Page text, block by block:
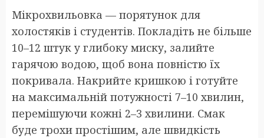
Мікрохвильовка — порятунок для
холостяків і студентів. Покладіть не більше
10–12 штук у глибоку миску, залийте
гарячою водою, щоб вона повністю їх
покривала. Накрийте кришкою і готуйте
на максимальній потужності 7–10 хвилин,
перемішуючи кожні 2–3 хвилини. Смак
буде трохи простішим, але швидкість